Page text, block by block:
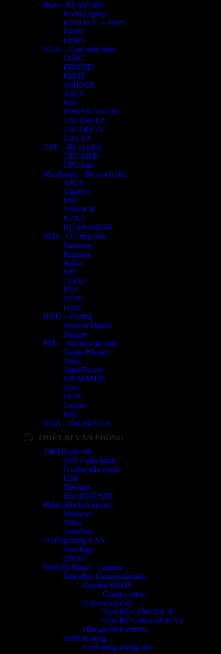
Ram – Bộ nhớ đệm
RAM Laptop
RAM ECC – Sever
DDR4
DDR5
VGA – Card màn hình
OCPC
INNO3D
PALIT
ASROCK
ASUS
MSI
POWERCOLOR
COLORFUL
GIGABYTE
GALAX
CPU – Bộ vi xử lý
CPU AMD
CPU Intel
Mainboard – Bo mạch chủ
ASUS
Gigabyte
MSI
ASROCK
NZXT
HUANANZHI
SSD – Ổ Cứng Rắn
Samsung
Kingston
Adata
WD
Crucial
PNY
OCPC
Lexar
HDD – Ổ cứng
Western Digital
Seagate
PSU – Nguồn máy tính
Cooler Master
Antec
SuperFlower
XIGMATEK
Asus
OCPC
Corsair
MSI
VGA – cầu nối VGA
THIẾT BỊ VĂN PHÒNG
Thiết bị lưu trữ
SSD – gắn ngoài
Ổ cứng gắn ngoài
USB
Thẻ nhớ
Hộp BOX SSD
Phần mềm bản quyền
Windows
Office
Antivirus
Ổ cứng mạng NAS
Synology
QNAP
Thiết Bị Mạng – Camera
Giải pháp Camera an ninh
Camera Wifi IP
Camera Imou
Camera trọn bộ
Trọn Bộ CAMERA IP
Trọn Bộ Camera HDCVI
Đầu ghi hình camera
Thiết bị mạng
Card mạng không dây